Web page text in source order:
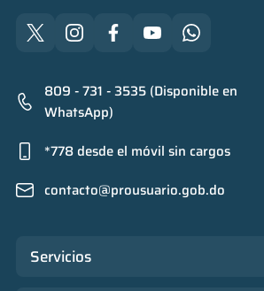
809 - 731 - 3535 (Disponible en
WhatsApp)
*778 desde el móvil sin cargos
contacto@prousuario.gob.do
Servicios